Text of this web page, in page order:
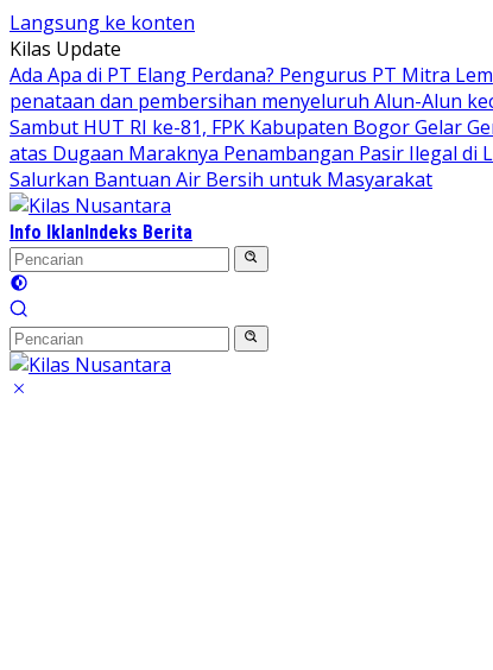
Langsung ke konten
Kilas Update
Ada Apa di PT Elang Perdana? Pengurus PT Mitra
penataan dan pembersihan menyeluruh Alun-Alun
Sambut HUT RI ke-81, FPK Kabupaten Bogor Gelar
atas Dugaan Maraknya Penambangan Pasir Ilegal di
Salurkan Bantuan Air Bersih untuk Masyarakat
Info IklanIndeks Berita